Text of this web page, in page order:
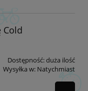
Cold
Dostępność:duża ilość
Wysyłka w: Natychmiast